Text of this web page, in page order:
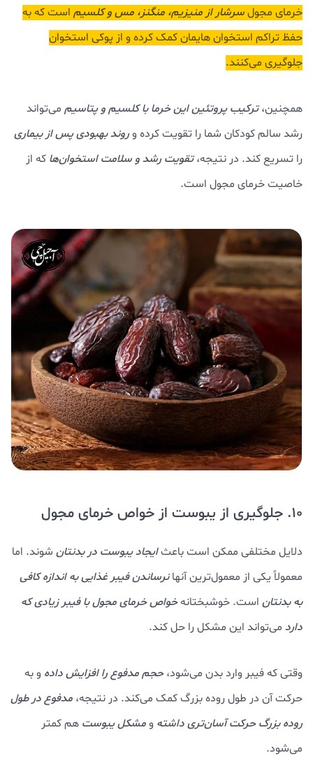
خرمای مجولسرشار از منیزیم، منگنز، مس و کلسیم است که به
حفظ تراکم استخوان هایمان کمک کرده و از پوکی استخوان
جلوگیری می‌کنند.
همچنین،ترکیب پروتئین این خرما با کلسیم و پتاسیم می‌تواند
رشد سالم کودکان شما را تقویت کرده وروند بهبودی پس از بیماری
را تسریع کند. در نتیجه،تقویت رشد و سلامت استخوان‌ها که از
خاصیت خرمای مجول است.
10. جلوگیری از یبوست از خواص خرمای مجول
دلایل مختلفی ممکن است باعثایجاد یبوست در بدنتان شوند. اما
معمولاً یکی از معمول‌ترین آنهانرساندن فیبر غذایی به اندازه کافی
به بدنتان است. خوشبختانهخواص خرمای مجول با فیبر زیادی که
دارد می‌تواند این مشکل را حل کند.
وقتی که فیبر وارد بدن می‌شود،حجم مدفوع را افزایش داده و به
حرکت آن در طول روده بزرگ کمک می‌کند. در نتیجه، مدفوع در طول
روده بزرگ حرکت آسان‌تری داشته ومشکل یبوست هم کمتر
می‌شود.